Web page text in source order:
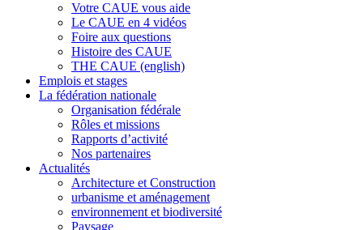
Votre CAUE vous aide
Le CAUE en 4 vidéos
Foire aux questions
Histoire des CAUE
THE CAUE (english)
Emplois et stages
La fédération nationale
Organisation fédérale
Rôles et missions
Rapports d’activité
Nos partenaires
Actualités
Architecture et Construction
urbanisme et aménagement
environnement et biodiversité
Paysage